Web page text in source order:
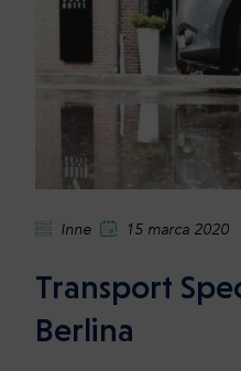
Inne 15 marca 2020
Transport
Berlina